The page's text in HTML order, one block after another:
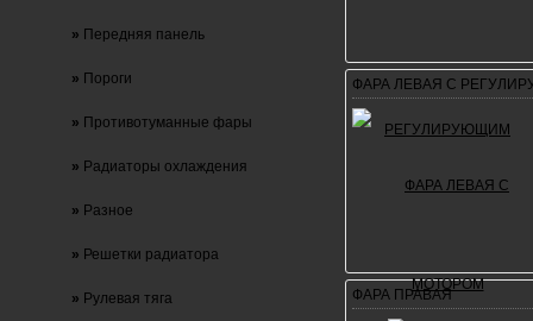
ФАРА ЛЕВАЯ С
ФАРА ПРАВАЯ
» Передняя панель
» Пороги
» Противотуманные фары
» Радиаторы охлаждения
» Разное
» Решетки радиатора
» Рулевая тяга